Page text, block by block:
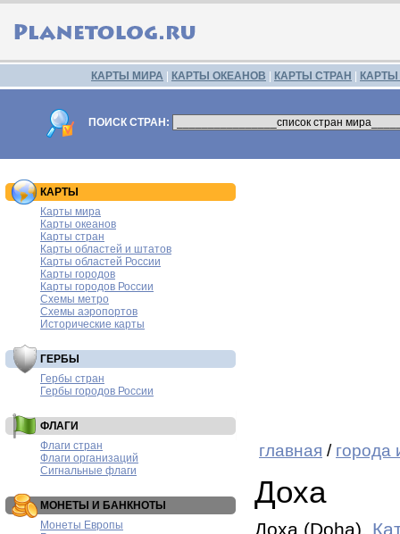
КАРТЫ МИРА КАРТЫ ОКЕАНОВ КАРТЫ СТРАН
ПОИСК СТРАН:
КАРТЫ
Карты мира
Карты океанов
Карты стран
Карты областей и штатов
Карты областей России
Карты городов
Карты городов России
Схемы метро
Схемы аэропортов
Исторические карты
ГЕРБЫ
Гербы стран
Гербы городов России
ФЛАГИ
Флаги стран
Флаги организаций
Сигнальные флаги
МОНЕТЫ И БАНКНОТЫ
Монеты Европы
главная / города
Доха
Доха (Doha),